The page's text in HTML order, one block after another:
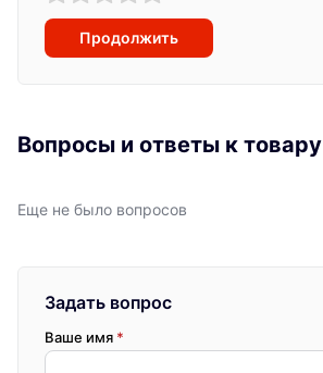
Продолжить
Вопросы и ответы к товару
Еще не было вопросов
Задать вопрос
Ваше имя *